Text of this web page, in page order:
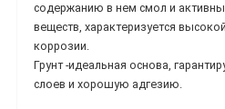
содержанию в нем смол и
веществ, характеризуется
коррозии.
Грунт -идеальная основа,
слоев и хорошую адгезию.